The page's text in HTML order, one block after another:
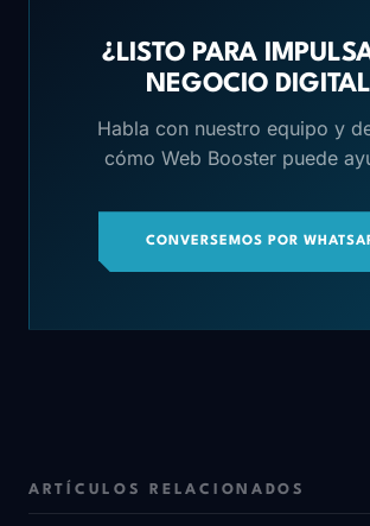
¿LISTO PARA
NEGOCIO
Habla con nuestro equipo y
cómo Web Booster puede
CONVERSEMOS POR
ARTÍCULOS RELACIONADOS